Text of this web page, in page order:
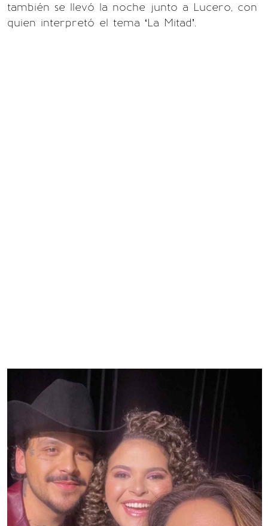
también se llevó la noche junto a Lucero, con
quien interpretó el tema ‘La Mitad’.